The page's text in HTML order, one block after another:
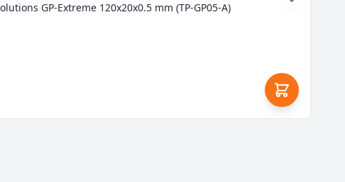
GP-Extreme 120x20x0.5 mm (TP-GP05-A)